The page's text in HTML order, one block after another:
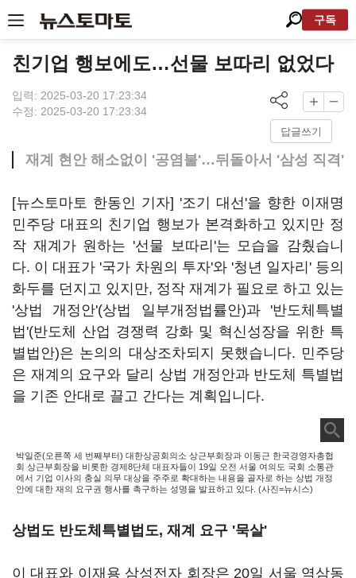
구독
친기업 행보에도…선물 보따리 없었다
입력: 2025-03-20 17:23:34
수정: 2025-03-20 17:23:34
답글쓰기
재계 현안 해소없이 '공염불'…뒤돌아서 '삼성 직격'
[뉴스토마토 한동인 기자] '조기 대선'을 향한 이재명
민주당 대표의 친기업 행보가 본격화하고 있지만 정
작 재계가 원하는 '선물 보따리'는 모습을 감췄습니
다. 이 대표가 '국가 차원의 투자'와 '청년 일자리' 등의
화두를 던지고 있지만, 정작 재계가 필요로 하고 있는
'상법 개정안'(상법 일부개정법률안)과 '반도체특별
법'(반도체 산업 경쟁력 강화 및 혁신성장을 위한 특
별법안)은 논의의 대상조차되지 못했습니다. 민주당
은 재계의 요구와 달리 상법 개정안과 반도체 특별법
을 기존 안대로 끌고 간다는 계획입니다.
박일준(오른쪽 세 번째부터) 대한상공회의소 상근부회장과 이동근 한국경영자총협
회 상근부회장을 비롯한 경제8단체 대표자들이 19일 오전 서울 여의도 국회 소통관
에서 기업 이사의 충실 의무 대상을 주주로 확대하는 내용을 골자로 하는 상법 개정
안에 대한 재의 요구권 행사를 촉구하는 성명을 발표하고 있다. (사진=뉴시스)
상법도 반도체특별법도, 재계 요구 '묵살'
이 대표와 이재용 삼성전자 회장은 20일 서울 역삼동